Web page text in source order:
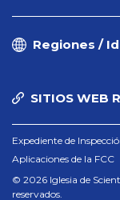
Regiones /
SITIOS WEB
Expediente de
Aplicaciones de la FCC
© 2026 Iglesia de
reservados.